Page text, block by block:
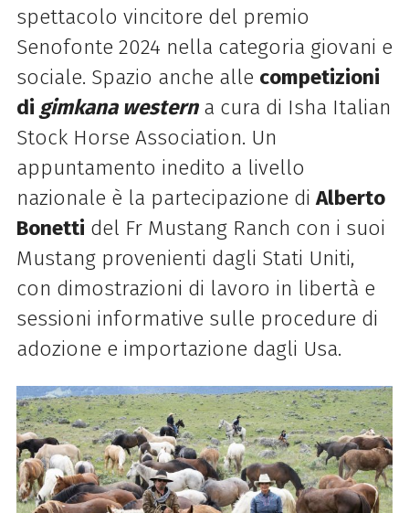
spettacolo vincitore del premio
Senofonte 2024 nella categoria giovani e
sociale. Spazio anche alle competizioni
di gimkana westerna cura di Isha Italian
Stock Horse Association. Un
appuntamento inedito a livello
nazionale è la partecipazione diAlberto
Bonetti del Fr Mustang Ranch con i suoi
Mustang provenienti dagli Stati Uniti,
con dimostrazioni di lavoro in libertà e
sessioni informative sulle procedure di
adozione e importazione dagli Usa.